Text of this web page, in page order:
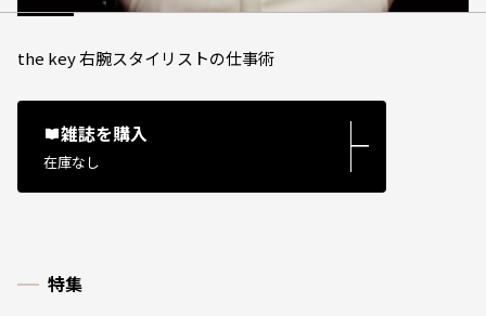
the key 右腕スタイリストの仕事術
雑誌を購入
在庫なし
―
特集